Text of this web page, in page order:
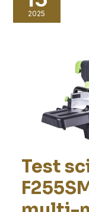
2025
Test